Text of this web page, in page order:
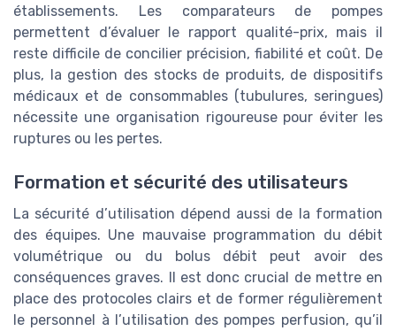
établissements. Les comparateurs de pompes
permettent d’évaluer le rapport qualité-prix, mais il
reste difficile de concilier précision, fiabilité et coût. De
plus, la gestion des stocks de produits, de dispositifs
médicaux et de consommables (tubulures, seringues)
nécessite une organisation rigoureuse pour éviter les
ruptures ou les pertes.
Formation et sécurité des utilisateurs
La sécurité d’utilisation dépend aussi de la formation
des équipes. Une mauvaise programmation du débit
volumétrique ou du bolus débit peut avoir des
conséquences graves. Il est donc crucial de mettre en
place des protocoles clairs et de former régulièrement
le personnel à l’utilisation des pompes perfusion, qu’il